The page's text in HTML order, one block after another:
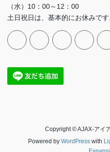
（水）10：00～12：00
土日祝日は、基本的にお休みです
Copyright © AJAX-アイ
Powered by WordPresswith